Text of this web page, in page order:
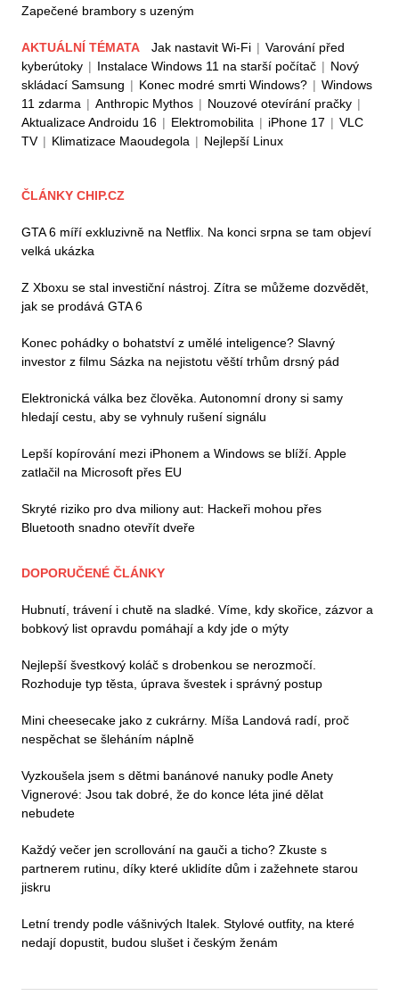
Zapečené brambory s uzeným
AKTUÁLNÍ TÉMATA Jak nastavit Wi-Fi | Varování před
kyberútoky | Instalace Windows 11 na starší počítač | Nový
skládací Samsung | Konec modré smrti Windows? | Windows
11 zdarma | Anthropic Mythos | Nouzové otevírání pračky |
Aktualizace Androidu 16 | Elektromobilita | iPhone 17 | VLC
TV | Klimatizace Maoudegola | Nejlepší Linux
ČLÁNKY CHIP.CZ
GTA 6 míří exkluzivně na Netflix. Na konci srpna se tam objeví
velká ukázka
Z Xboxu se stal investiční nástroj. Zítra se můžeme dozvědět,
jak se prodává GTA 6
Konec pohádky o bohatství z umělé inteligence? Slavný
investor z filmu Sázka na nejistotu věští trhům drsný pád
Elektronická válka bez člověka. Autonomní drony si samy
hledají cestu, aby se vyhnuly rušení signálu
Lepší kopírování mezi iPhonem a Windows se blíží. Apple
zatlačil na Microsoft přes EU
Skryté riziko pro dva miliony aut: Hackeři mohou přes
Bluetooth snadno otevřít dveře
DOPORUČENÉ ČLÁNKY
Hubnutí, trávení i chutě na sladké. Víme, kdy skořice, zázvor a
bobkový list opravdu pomáhají a kdy jde o mýty
Nejlepší švestkový koláč s drobenkou se nerozmočí.
Rozhoduje typ těsta, úprava švestek i správný postup
Mini cheesecake jako z cukrárny. Míša Landová radí, proč
nespěchat se šleháním náplně
Vyzkoušela jsem s dětmi banánové nanuky podle Anety
Vignerové: Jsou tak dobré, že do konce léta jiné dělat
nebudete
Každý večer jen scrollování na gauči a ticho? Zkuste s
partnerem rutinu, díky které uklidíte dům i zažehnete starou
jiskru
Letní trendy podle vášnivých Italek. Stylové outfity, na které
nedají dopustit, budou slušet i českým ženám